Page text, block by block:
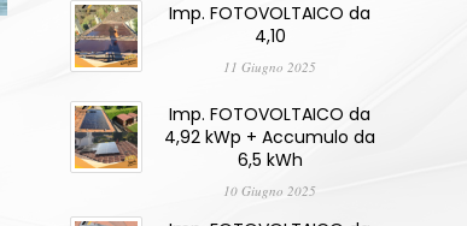
Imp. FOTOVOLTAICO da
4,10
11 Giugno 2025
Imp. FOTOVOLTAICO da
4,92 kWp + Accumulo da
6,5 kWh
10 Giugno 2025